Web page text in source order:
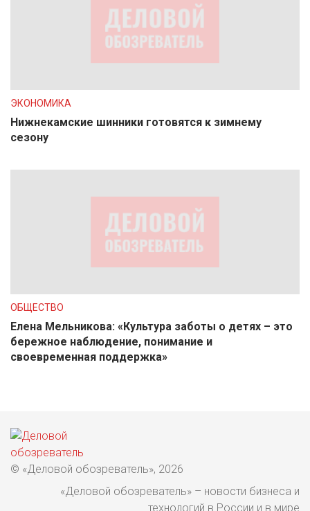
ЭКОНОМИКА
Нижнекамские шинники готовятся к зимнему
сезону
ОБЩЕСТВО
Елена Мельникова: «Культура заботы о детях – это
бережное наблюдение, понимание и
своевременная поддержка»
© «Деловой обозреватель», 2026
«Деловой обозреватель» – новости бизнеса и
технологий в России и в мире